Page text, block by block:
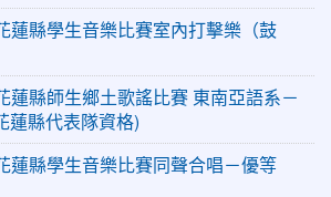
蓮縣學生音樂比賽室內打擊樂（鼓
蓮縣師生鄉土歌謠比賽 東南亞語系－
蓮縣代表隊資格)
蓮縣學生音樂比賽同聲合唱－優等